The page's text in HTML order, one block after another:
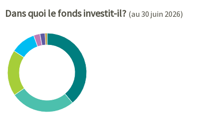
Dans quoi le fonds investit-il? (au 30 juin 2026)
Chart
Pie chart with 7 slices.
View as data table, Chart